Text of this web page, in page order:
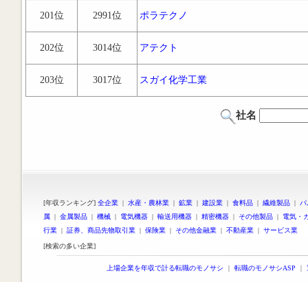
201位 2991位 ポラテクノ
202位 3014位 アテクト
203位 3017位 スガイ化学工業
社名
[年収ランキング] 全企業 | 水産・農林業 | 鉱業 | 建設業 | 食料品 | 繊維製品 |
属 | 金属製品 | 機械 | 電気機器 | 輸送用機器 | 精密機器 | その他製品 | 電気・
行業 | 証券、商品先物取引業 | 保険業 | その他金融業 | 不動産業 | サービス業
[検索の多い企業]
上場企業を年収で計る転職のモノサシ ｜ 転職のモノサシASP ｜